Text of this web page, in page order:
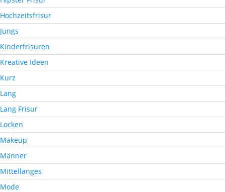
Hochzeitsfrisur
Jungs
Kinderfrisuren
Kreative Ideen
Kurz
Lang
Lang Frisur
Locken
Makeup
Männer
Mittellanges
Mode